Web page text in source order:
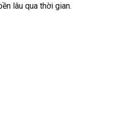
lâu qua thời gian.